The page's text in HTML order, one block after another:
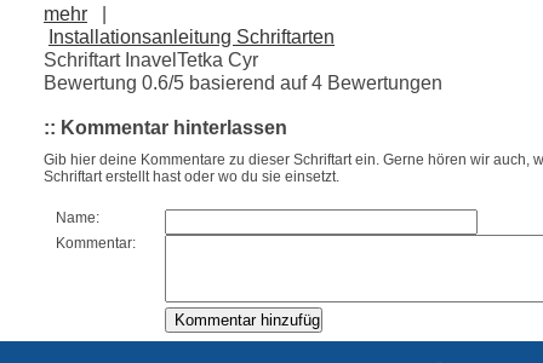
mehr
|
Installationsanleitung Schriftarten
Schriftart InavelTetka Cyr
Bewertung 0.6/5 basierend auf4 Bewertungen
:: Kommentar hinterlassen
Gib hier deine Kommentare zu dieser Schriftart ein. Gerne hören wir auch,
Schriftart erstellt hast oder wo du sie einsetzt.
Name:
Kommentar: